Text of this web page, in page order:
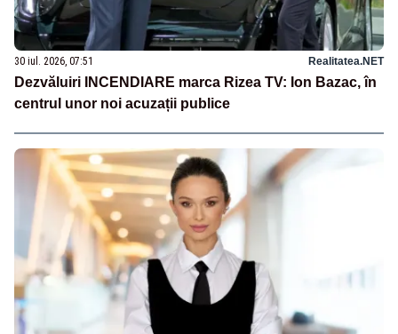
30 iul. 2026, 07:51 Realitatea.NET
Dezvăluiri INCENDIARE marca Rizea TV: Ion Bazac, în
centrul unor noi acuzații publice